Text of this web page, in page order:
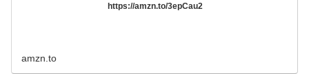
https://amzn.to/3epCau2
amzn.to